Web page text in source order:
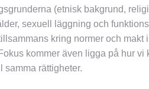
(etnisk bakgrund,
sexuell läggning och
kring normer och
kommer även ligga på hur
samma rättigheter.